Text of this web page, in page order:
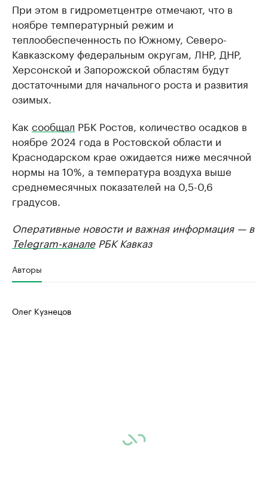
При этом в гидрометцентре отмечают, что в
ноябре температурный режим и
теплообеспеченность по Южному, Северо-
Кавказскому федеральным округам, ЛНР, ДНР,
Херсонской и Запорожской областям будут
достаточными для начального роста и развития
озимых.
Как сообщал РБК Ростов, количество осадков в
ноябре 2024 года в Ростовской области и
Краснодарском крае ожидается ниже месячной
нормы на 10%, а температура воздуха выше
среднемесячных показателей на 0,5-0,6
градусов.
Оперативные новости и важная информация — в
Telegram-каналеРБК Кавказ
Авторы
Олег Кузнецов